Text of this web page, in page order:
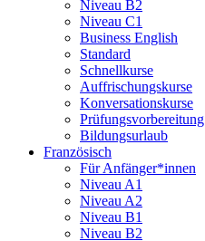
Niveau B2
Niveau C1
Business English
Standard
Schnellkurse
Auffrischungskurse
Konversationskurse
Prüfungsvorbereitung
Bildungsurlaub
Französisch
Für Anfänger*innen
Niveau A1
Niveau A2
Niveau B1
Niveau B2